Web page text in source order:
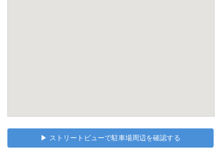
▶︎ ストリートビューで駐車場周辺を確認する